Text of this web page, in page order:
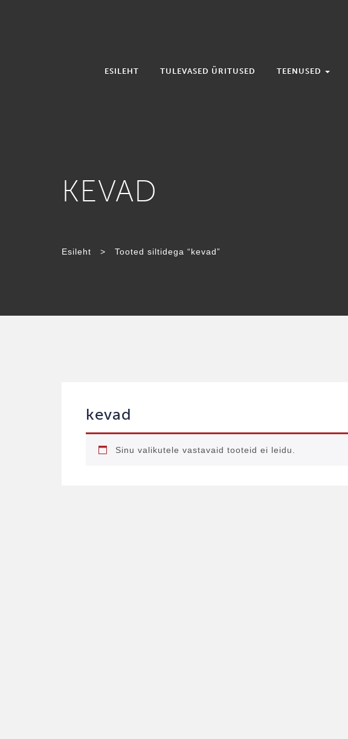
ESILEHT TULEVASED ÜRITUSED TEENUSED
SILT:
KEVAD
Esileht > Tooted siltidega “kevad”
kevad
Sinu valikutele vastavaid tooteid ei leidu.